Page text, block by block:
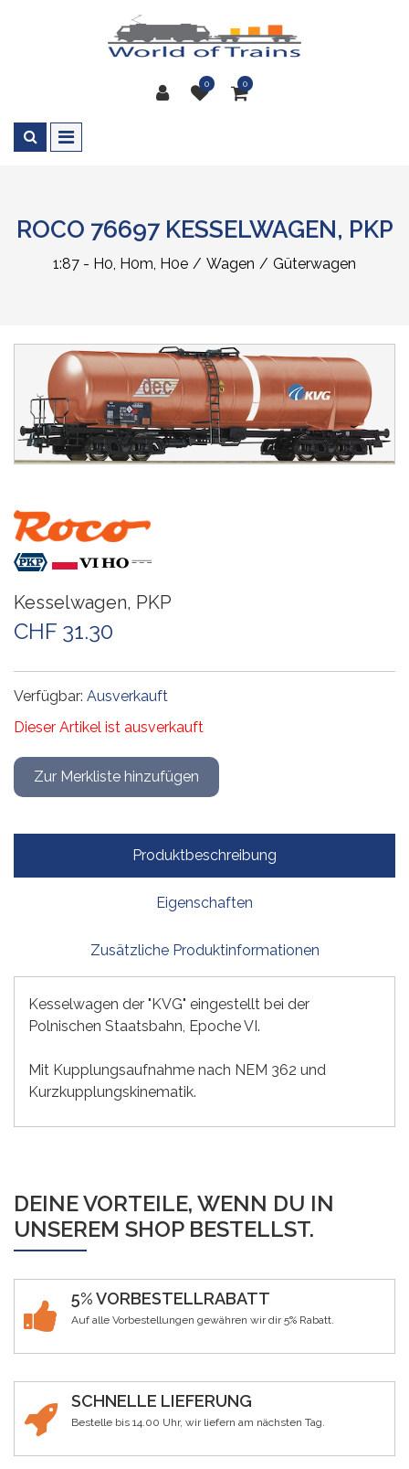
0 0
ROCO 76697 KESSELWAGEN, PKP
1:87 - H0, H0m, H0e Wagen Güterwagen
Kesselwagen, PKP
CHF 31.30
Verfügbar: Ausverkauft
Dieser Artikel ist ausverkauft
Produktbeschreibung
Eigenschaften
Zusätzliche Produktinformationen
Kesselwagen der "KVG" eingestellt bei der
Polnischen Staatsbahn, Epoche VI.
Mit Kupplungsaufnahme nach NEM 362 und
Kurzkupplungskinematik.
DEINE VORTEILE, WENN DU IN
UNSEREM SHOP BESTELLST.
5% VORBESTELLRABATT
Auf alle Vorbestellungen gewähren wir dir 5% Rabatt.
SCHNELLE LIEFERUNG
Bestelle bis 14.00 Uhr, wir liefern am nächsten Tag.